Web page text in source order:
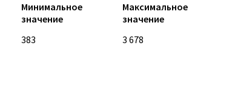
Минимальное
значение
Максимальное
значение
383 3 678